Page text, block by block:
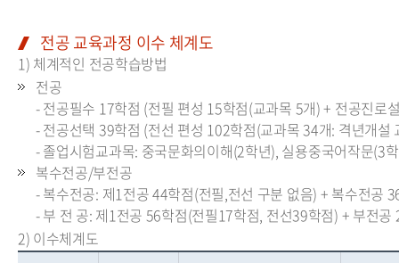
전공 교육과정 이수 체계도
1) 체계적인 전공학습방법
전공
- 전공필수 17학점 (전필 편성 15학점(교과목 5개) + 전공진로
- 전공선택 39학점 (전선 편성 102학점(교과목 34개: 격년개설
- 졸업시험교과목: 중국문화의이해(2학년), 실용중국어작문(3
복수전공/부전공
- 복수전공: 제1전공 44학점(전필,전선 구분 없음) + 복수전공
- 부 전 공: 제1전공 56학점(전필17학점, 전선39학점) + 부전공
2) 이수체계도